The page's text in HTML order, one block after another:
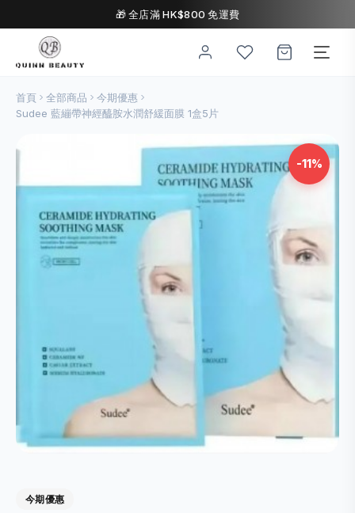
🎁 全店滿 HK$800 免運費
首頁 全部商品
今期優惠
Sudee 藍繃帶神經醯胺水潤舒緩面膜 1盒5片
-11%
今期優惠